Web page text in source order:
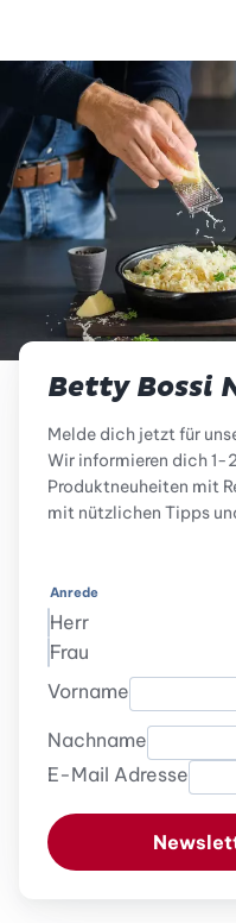
Betty Bossi
Melde dich jetzt für
Wir informieren dich
Produktneuheiten mit
mit nützlichen Tipps
Anrede
Herr
Frau
Vorname
Nachname
E-Mail Adresse